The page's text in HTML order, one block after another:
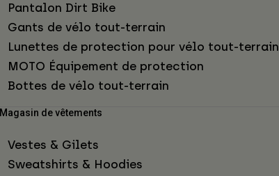
Pantalon Dirt Bike
Gants de vélo tout-terrain
Lunettes de protection pour vélo tout-terrain
MOTO Équipement de protection
Bottes de vélo tout-terrain
Magasin de vêtements
Vestes & Gilets
Sweatshirts & Hoodies